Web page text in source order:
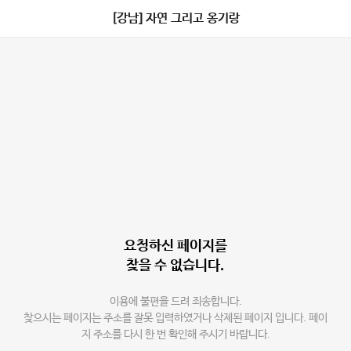
[강남] 자연 그리고 옹기랑
요청하신 페이지를
찾을 수 없습니다.
이용에 불편을 드려 죄송합니다.
찾으시는 페이지는 주소를 잘못 입력하였거나 삭제된 페이지 입니다. 페이
지 주소를 다시 한 번 확인해 주시기 바랍니다.